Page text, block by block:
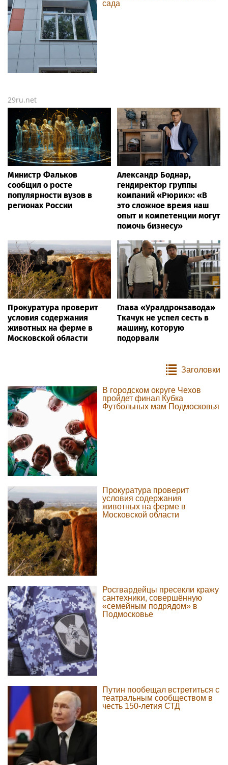
сада
29ru.net
Министр Фальков
сообщил о росте
популярности вузов в
регионах России
Александр Боднар,
гендиректор группы
компаний «Рюрик»: «В
это сложное время наш
опыт и компетенции могут
помочь бизнесу»
Прокуратура проверит
условия содержания
животных на ферме в
Московской области
Глава «Уралдронзавода»
Ткачук не успел сесть в
машину, которую
подорвали
Заголовки
В городском округе Чехов
пройдет финал Кубка
Футбольных мам Подмосковья
Прокуратура проверит
условия содержания
животных на ферме в
Московской области
Росгвардейцы пресекли кражу
сантехники, совершённую
«семейным подрядом» в
Подмосковье
Путин пообещал встретиться с
театральным сообществом в
честь 150-летия СТД